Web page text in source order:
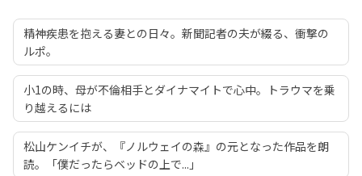
精神疾患を抱える妻との日々。新聞記者の夫が綴る、衝撃の
ルポ。
小1の時、母が不倫相手とダイナマイトで心中。トラウマを乗
り越えるには
松山ケンイチが、『ノルウェイの森』の元となった作品を朗
読。「僕だったらベッドの上で...」